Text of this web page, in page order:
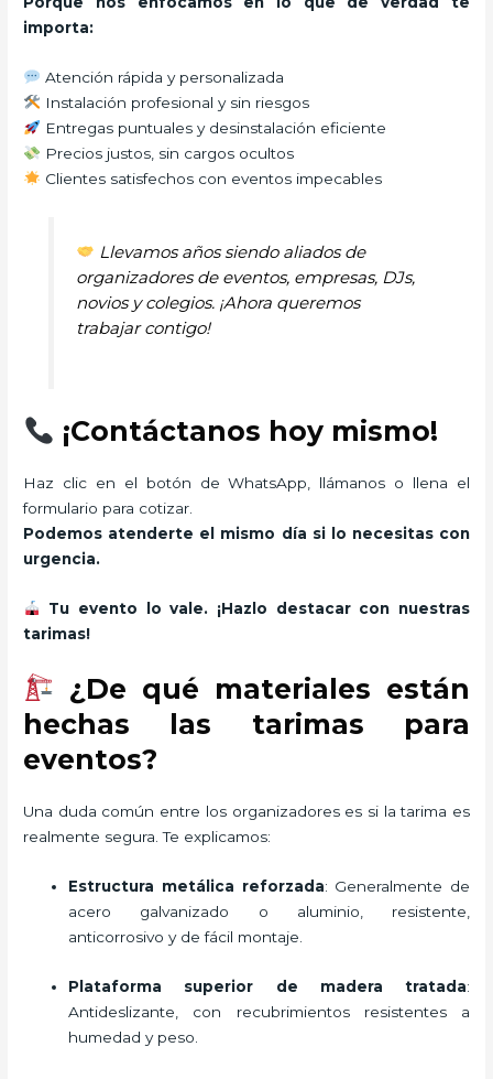
importa:
Atención rápida y personalizada
Instalación profesional y sin riesgos
Entregas puntuales y desinstalación eficiente
Precios justos, sin cargos ocultos
Clientes satisfechos con eventos impecables
Llevamos años siendo aliados de
organizadores de eventos, empresas, DJs,
novios y colegios. ¡Ahora queremos
trabajar contigo!
¡Contáctanos hoy mismo!
Haz clic en el botón de WhatsApp, llámanos o llena el
formulario para cotizar.
Podemos atenderte el mismo día si lo necesitas con
urgencia.
Tu evento lo vale. ¡Hazlo destacar con nuestras
tarimas!
¿De qué materiales están
hechas las tarimas para
eventos?
Una duda común entre los organizadores es si la tarima es
realmente segura. Te explicamos:
Estructura metálica reforzada: Generalmente de
acero galvanizado o aluminio, resistente,
anticorrosivo y de fácil montaje.
Plataforma superior de madera tratada:
Antideslizante, con recubrimientos resistentes a
humedad y peso.